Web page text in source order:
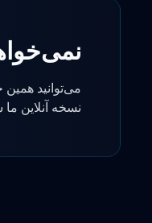
می‌توانید همین
نسخه آنلاین